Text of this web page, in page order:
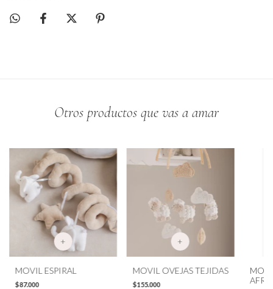
Otros productos que vas a amar
+
MOVIL ESPIRAL
$87.000
+
MOVIL OVEJAS TEJIDAS
$155.000